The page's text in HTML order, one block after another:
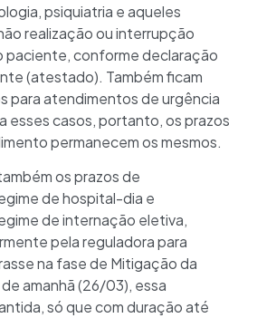
psiquiatria e aqueles
realização ou interrupção
paciente, conforme declaração
(atestado). Também ficam
para atendimentos de urgência
esses casos, portanto, os prazos
permanecem os mesmos.
os prazos de
de hospital-dia e
de internação eletiva,
pela reguladora para
na fase de Mitigação da
amanhã (26/03), essa
só que com duração até